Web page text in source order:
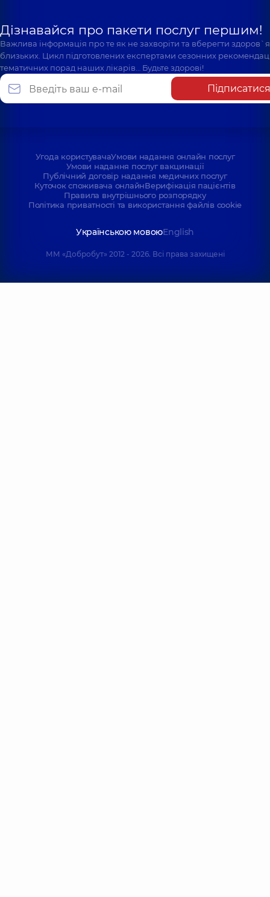
Дізнавайся про пакети послуг першим!
Важлива інформація про те як не захворіти та вберегти
близьких. Цикл підготовлених експертами сезонних
тематичних порад наших лікарів… Будьте здорові!
Підписатися
Угода користувачаУмови надання онлайн послуг
Умови надання послуг вакцинації
Публічний договір надання медичних послуг
Куточок споживача онлайнВерифікація пацієнтів
Правила внутрішнього розпорядку
Політика приватності та використання файлів cookie
Українською мовоюEnglish
ММ «Добробут» 2012 - 2026. Всі права захищені